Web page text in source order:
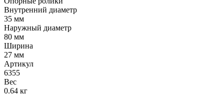
Внутренний диаметр
35 мм
Наружный диаметр
80 мм
Ширина
27 мм
Артикул
6355
Вес
0.64 кг